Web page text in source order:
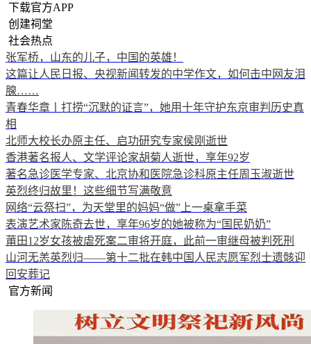
下载官方APP
创建祠堂
社会热点
张军桥，山东的儿子，中国的英雄！
这篇让人民日报、央视新闻转发的中学作文，如何击中网友泪
腺……
青春华章丨打捞“沉默的证言”，她用十年守护东京审判历史真
相
北师大校长办原主任、启功研究专家侯刚逝世
香港著名报人、文学评论家胡菊人逝世，享年92岁
著名急诊医学专家、北京协和医院急诊科原主任周玉淑逝世
英烈终归故里！这些细节写满敬意
网络“云祭扫”，为天堂里的妈妈“做”上一桌拿手菜
表演艺术家陈奇去世，享年96岁的她被称为“国民奶奶”
莆田12岁女孩被虐死案二审将开庭，此前一审继母被判死刑
山河无恙英烈归——第十二批在韩中国人民志愿军烈士遗骸迎
回安葬记
官方新闻